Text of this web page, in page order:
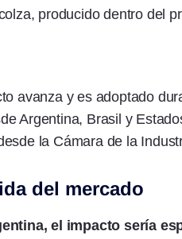
producido dentro del
avanza y es adoptado
Argentina, Brasil y
la Cámara de la
del mercado
el impacto sería